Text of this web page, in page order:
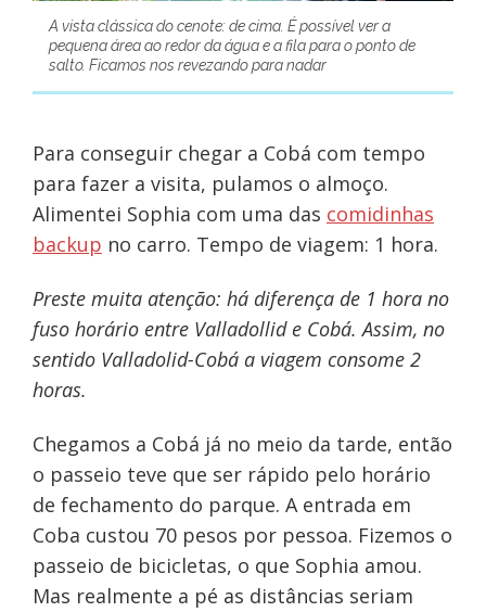
A vista clássica do cenote: de cima. É possível ver a
pequena área ao redor da água e a fila para o ponto de
salto. Ficamos nos revezando para nadar
Para conseguir chegar a Cobá com tempo
para fazer a visita, pulamos o almoço.
Alimentei Sophia com uma das comidinhas
backup no carro. Tempo de viagem: 1 hora.
Preste muita atenção: há diferença de 1 hora no
fuso horário entre Valladollid e Cobá. Assim, no
sentido Valladolid-Cobá a viagem consome 2
horas.
Chegamos a Cobá já no meio da tarde, então
o passeio teve que ser rápido pelo horário
de fechamento do parque. A entrada em
Coba custou 70 pesos por pessoa. Fizemos o
passeio de bicicletas, o que Sophia amou.
Mas realmente a pé as distâncias seriam